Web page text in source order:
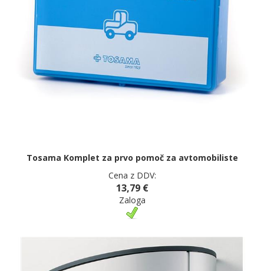
Tosama Komplet za prvo pomoč za avtomobiliste
Cena z DDV:
13,79 €
Zaloga